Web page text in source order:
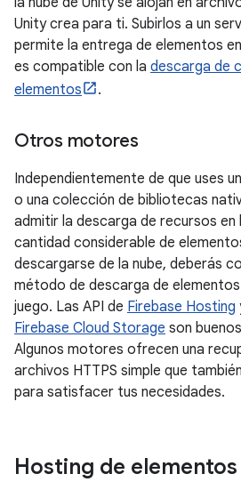
Unity crea para ti. Subirlos a un
permite la entrega de elementos
es compatible con la descarga de
elementos
.
Otros motores
Independientemente de que uses
o una colección de bibliotecas
admitir la descarga de recursos en
cantidad considerable de
descargarse de la nube, deberás
método de descarga de
juego. Las API de Firebase Hosting
Firebase Cloud Storage son
Algunos motores ofrecen una
archivos HTTPS simple que
para satisfacer tus necesidades.
Hosting de elementos